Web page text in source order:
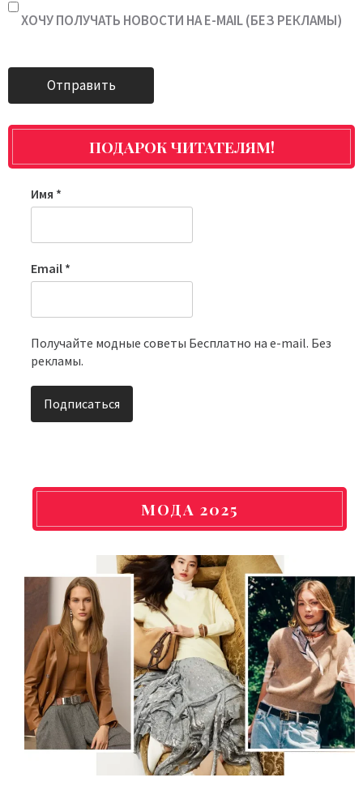
ХОЧУ ПОЛУЧАТЬ НОВОСТИ НА E-MAIL (БЕЗ РЕКЛАМЫ)
ПОДАРОК ЧИТАТЕЛЯМ!
Имя *
Email *
Получайте модные советы Бесплатно на e-mail. Без
рекламы.
МОДА 2025